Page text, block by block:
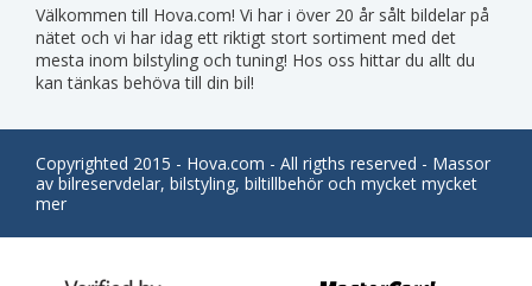
Välkommen till Hova.com! Vi har i över 20 år sålt bildelar på
nätet och vi har idag ett riktigt stort sortiment med det
mesta inom bilstyling och tuning! Hos oss hittar du allt du
kan tänkas behöva till din bil!
Copyrighted 2015 - Hova.com - All rigths reserved - Massor
av bilreservdelar, bilstyling, biltillbehör och mycket mycket
mer